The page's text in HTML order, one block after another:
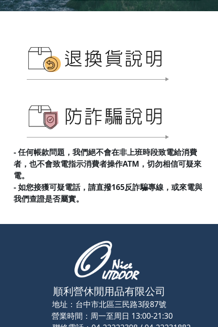
- 任何帳款問題，我們絕不會在非上班時段致電給消費
者，也不會致電指示消費者操作ATM，切勿相信可疑來
電。
- 如您接獲可疑電話，請直撥165反詐騙專線，或來電與
我們查證是否屬實。
順利營休閒用品有限公司
地址： 台中市北區三民路3段87號
營業時間： 周一至周日 13:00-21:30